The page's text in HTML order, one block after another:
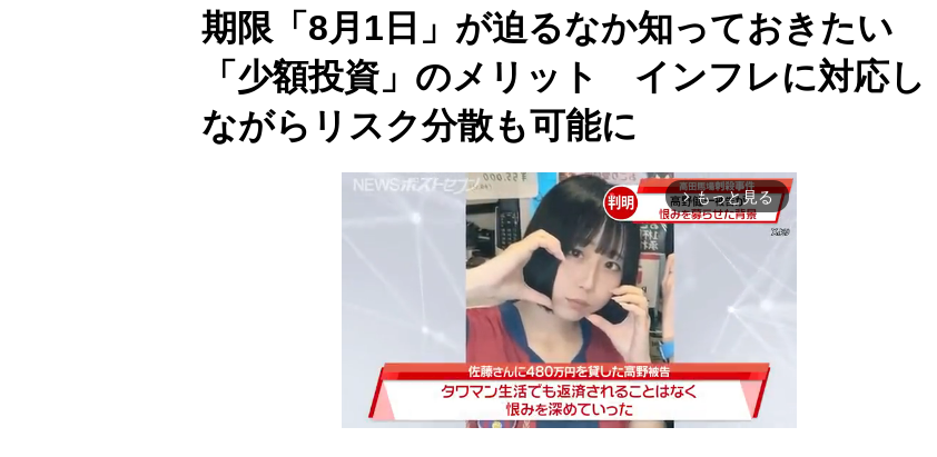
期限「8月1日」が迫るなか知っておきたい
「少額投資」のメリット インフレに対応し
ながらリスク分散も可能に
arrow_forward_ios もっと見る